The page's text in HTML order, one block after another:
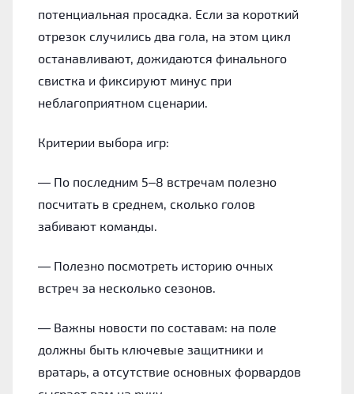
потенциальная просадка. Если за короткий
отрезок случились два гола, на этом цикл
останавливают, дожидаются финального
свистка и фиксируют минус при
неблагоприятном сценарии.
Критерии выбора игр:
— По последним 5–8 встречам полезно
посчитать в среднем, сколько голов
забивают команды.
— Полезно посмотреть историю очных
встреч за несколько сезонов.
— Важны новости по составам: на поле
должны быть ключевые защитники и
вратарь, а отсутствие основных форвардов